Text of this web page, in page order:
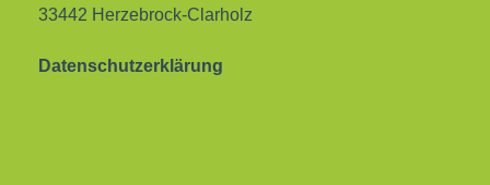
33442 Herzebrock-Clarholz
Datenschutzerklärung